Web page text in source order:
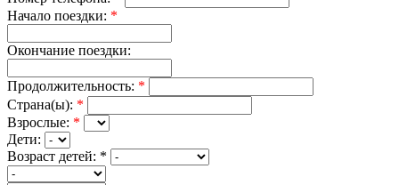
Начало поездки: *
Окончание поездки:
Продолжительность: *
Страна(ы): *
Взрослые: *
Дети:
Возраст детей: *